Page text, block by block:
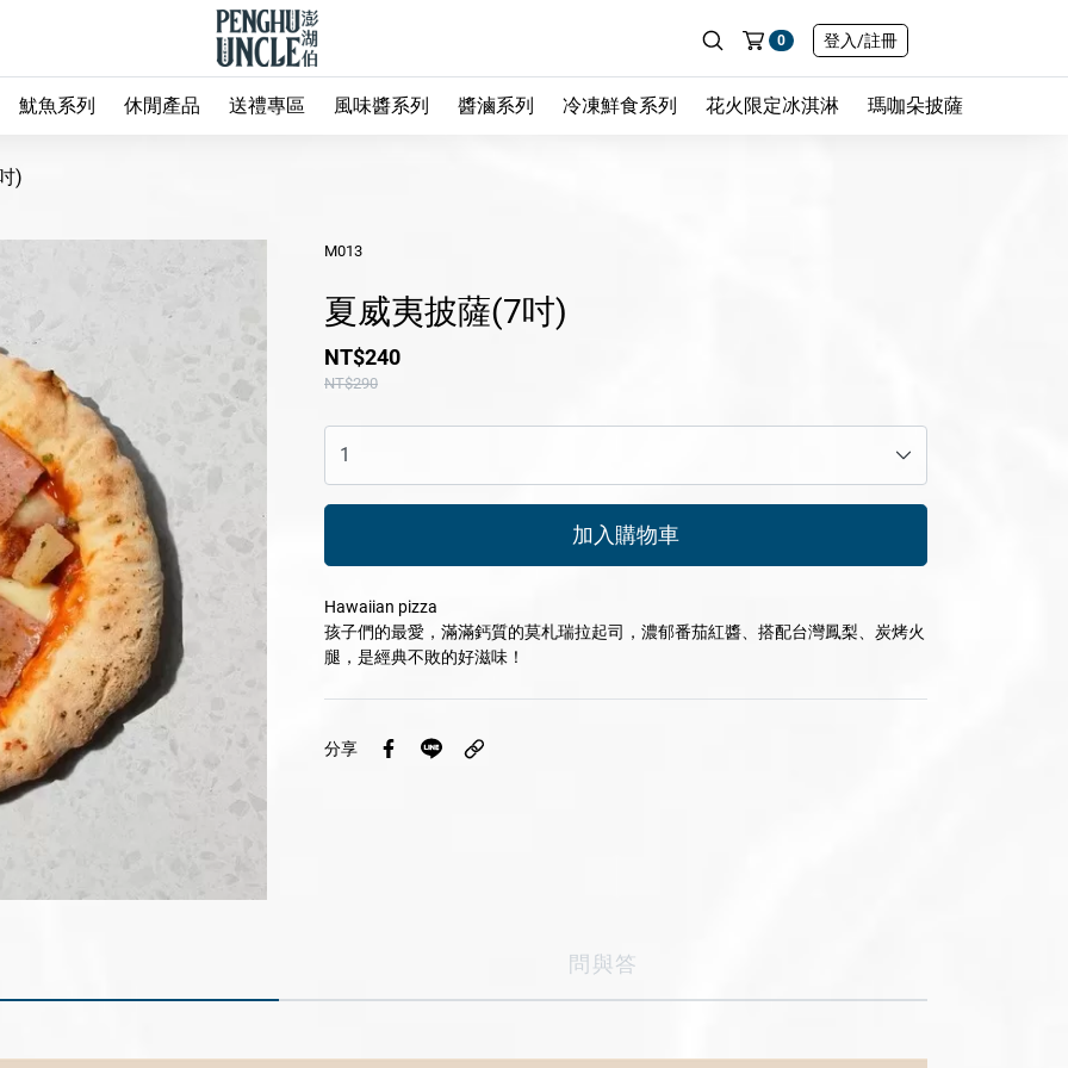
0 登入 /註冊
魷魚系列 休閒產品 送禮專區 風味醬系列 醬滷系列 冷凍鮮食系列 花火限定冰淇淋 瑪咖朵披薩
)
M013
夏威夷披薩(7吋)
NT$240
NT$290
加入購物車
Hawaiian pizza
孩子們的最愛，滿滿鈣質的莫札瑞拉起司，濃郁番茄紅醬、搭配台灣鳳梨、炭烤火
腿，是經典不敗的好滋味！
分享
問與答